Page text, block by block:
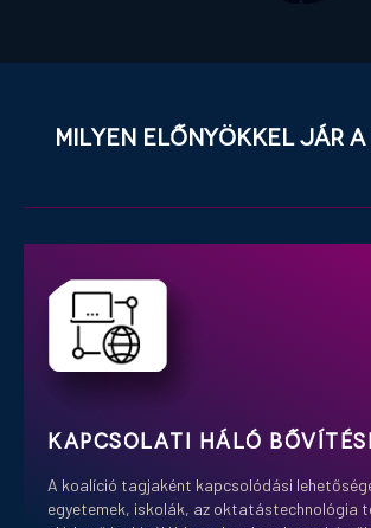
Milyen előnyökkel jár a
Kapcsolati háló
A koalíció tagjaként kapcsolódási
egyetemek, iskolák, az oktatástechnológia